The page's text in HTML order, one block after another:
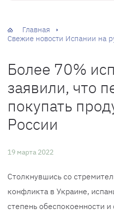
Главная
Свежие новости Испании на
Более 70%
заявили, что
покупать
России
19 марта 2022
Столкнувшись со
конфликта в Украине,
степень обеспокоенности и